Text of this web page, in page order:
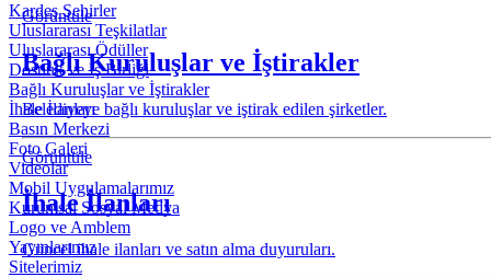
Kardeş Şehirler
Uluslararası Teşkilatlar
Uluslararası Ödüller
Dostluk ve İş Birliği
Bağlı Kuruluşlar ve İştirakler
İhale İlanları
Basın Merkezi
Foto Galeri
Videolar
Mobil Uygulamalarımız
Kurumsal Sosyal Medya
Logo ve Amblem
Yayınlarımız
Sitelerimiz
Görüntüle
Bağlı Kuruluşlar ve İştirakler
Belediyeye bağlı kuruluşlar ve iştirak edilen şirketler.
Görüntüle
İhale İlanları
Güncel ihale ilanları ve satın alma duyuruları.